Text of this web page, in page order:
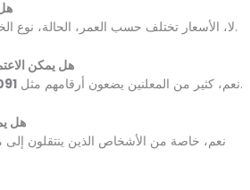
لا، الأسعار تختلف حسب العمر، الحالة، نوع الخشب، والموقع داخل الطائف.
هل يمكن
نعم، كثير من المعلنين يضعون أرقامهم مثللتسهيل التواصل.
هل
نعم، خاصة من الأشخاص الذين ينتقلون